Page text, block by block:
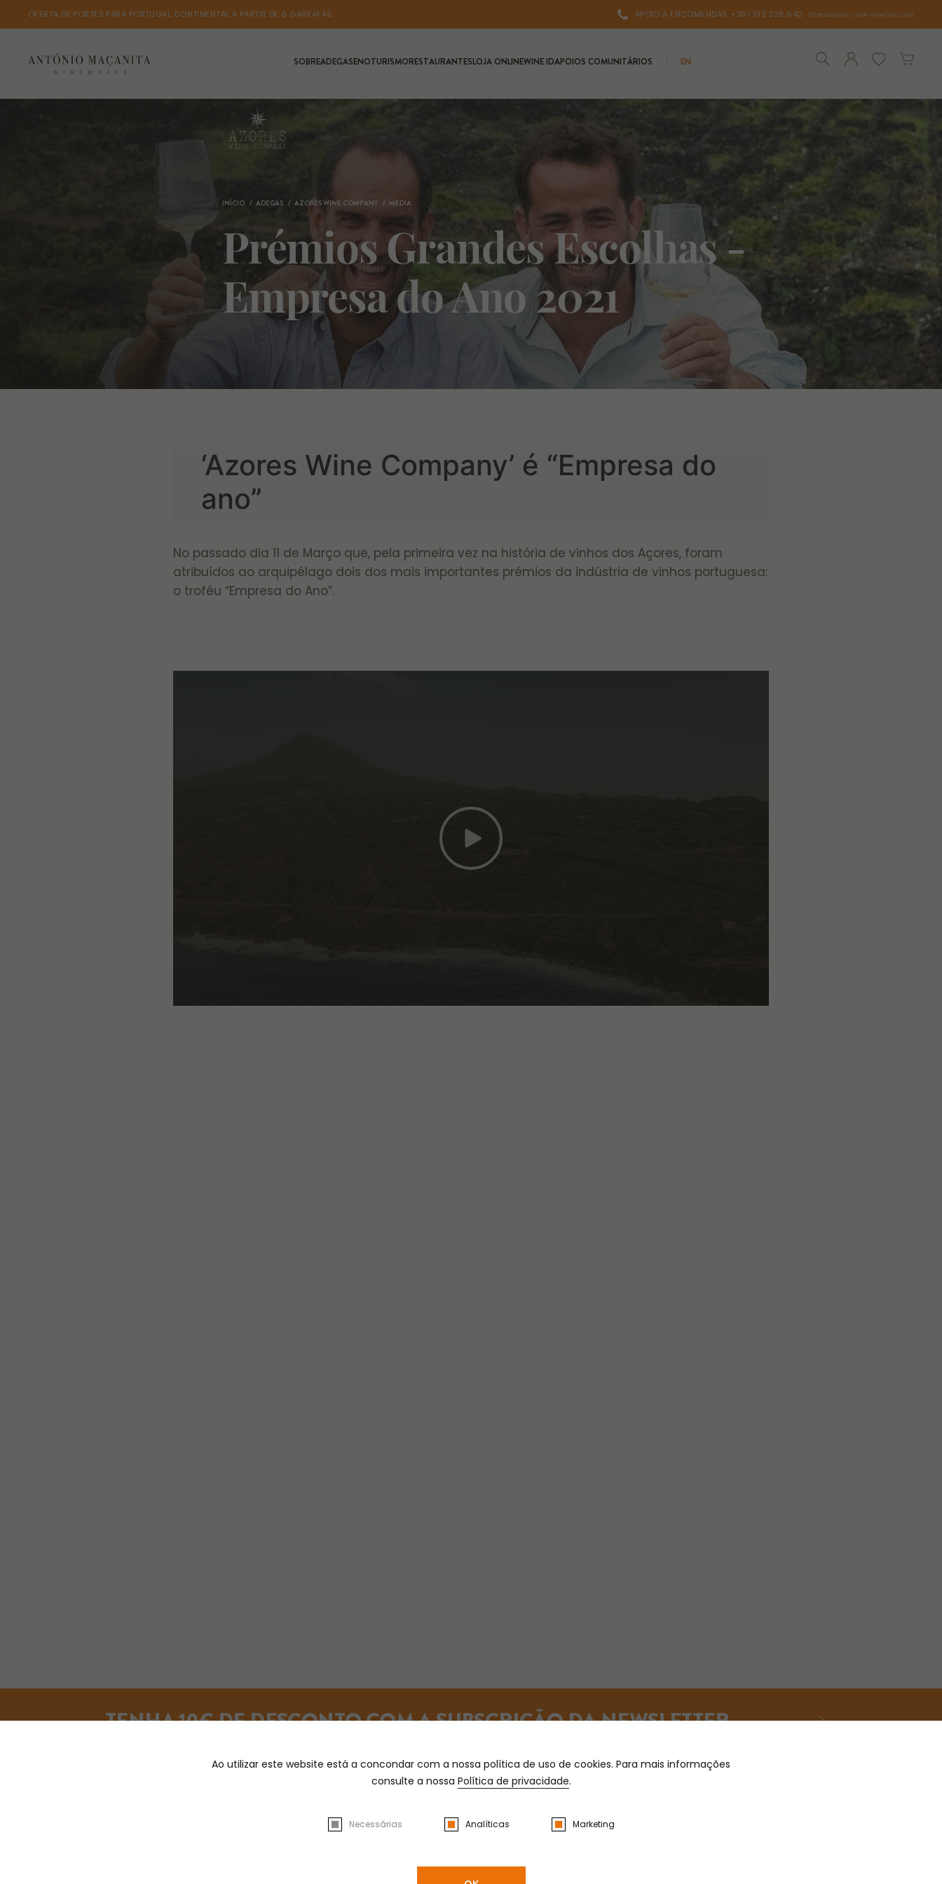
Ao utilizar este website está a concondar com a nossa política de uso de cookies. Para mais informações
consulte a nossa Política de privacidade.
Necessárias Analíticas Marketing
OFERTA DE PORTES PARA PORTUGAL CONTINENTAL A PARTIR DE 6 GARRAFAS. APOIO A ENCOMENDAS: +351 912 328 642 Chamada para rede móvel nacional
SOBREADEGASENOTURISMORESTAURANTESLOJA ONLINEWINE IDAPOIOS COMUNITÁRIOS EN
INÍCIO ADEGAS AZORES WINE COMPANY MEDIA
Prémios Grandes Escolhas -
Empresa do Ano 2021
‘Azores Wine Company’ é “Empresa do
ano”
No passado dia 11 de Março que, pela primeira vez na história de vinhos dos Açores, foram
atribuídos ao arquipélago dois dos mais importantes prémios da indústria de vinhos portuguesa:
o troféu “Empresa do Ano”.
TENHA 10€ DE DESCONTO COM A SUBSCRIÇÃO DA NEWSLETTER